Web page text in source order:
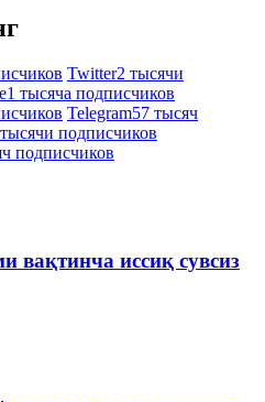
Twitter2 тысячи
1 тысяча подписчиков
Telegram57 тысяч
подписчиков
подписчиков
вақтинча иссиқ сувсиз